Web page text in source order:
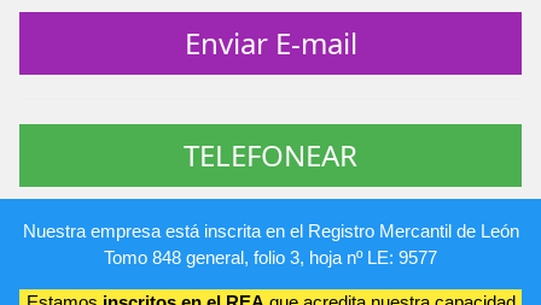
Enviar E-mail
TELEFONEAR
Nuestra empresa está inscrita en el Registro Mercantil de León
Tomo 848 general, folio 3, hoja nº LE: 9577